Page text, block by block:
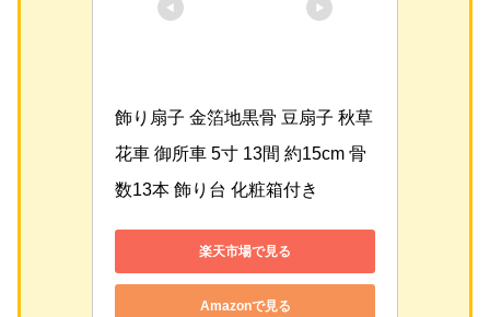
飾り扇子 金箔地黒骨 豆扇子 秋草
花車 御所車 5寸 13間 約15cm 骨
数13本 飾り台 化粧箱付き
楽天市場で見る
Amazonで見る